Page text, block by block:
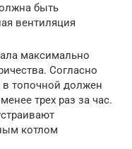
быть
вентиляция
максимально
Согласно
топочной должен
трех раз за час.
котлом